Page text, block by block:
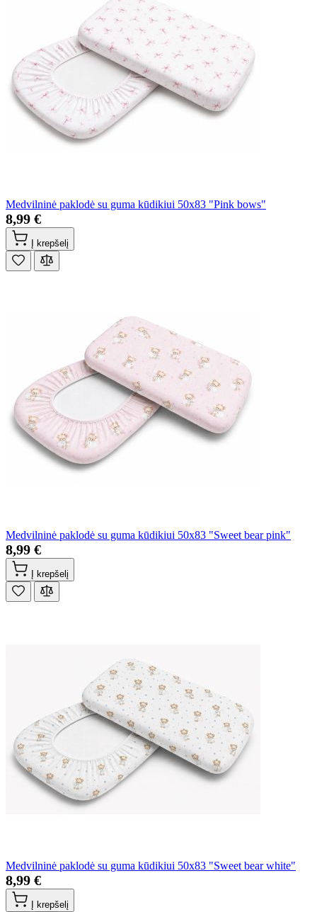
Medvilninė paklodė su guma kūdikiui 50x83 "Pink bows"
8,99 €
Į krepšelį
Medvilninė paklodė su guma kūdikiui 50x83 "Sweet bear pink"
8,99 €
Į krepšelį
Medvilninė paklodė su guma kūdikiui 50x83 "Sweet bear white"
8,99 €
Į krepšelį